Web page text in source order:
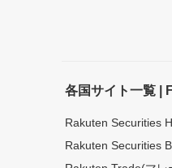
各国サイト一覧 |
Rakuten Securities
Rakuten Securities